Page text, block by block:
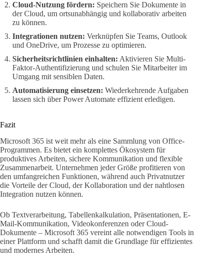
Cloud-Nutzung fördern: Speichern Sie Dokumente in
der Cloud, um ortsunabhängig und kollaborativ arbeiten
zu können.
Integrationen nutzen: Verknüpfen Sie Teams, Outlook
und OneDrive, um Prozesse zu optimieren.
Sicherheitsrichtlinien einhalten: Aktivieren Sie Multi-
Faktor-Authentifizierung und schulen Sie Mitarbeiter im
Umgang mit sensiblen Daten.
Automatisierung einsetzen: Wiederkehrende Aufgaben
lassen sich über Power Automate effizient erledigen.
Fazit
Microsoft 365 ist weit mehr als eine Sammlung von Office-
Programmen. Es bietet ein komplettes Ökosystem für
produktives Arbeiten, sichere Kommunikation und flexible
Zusammenarbeit. Unternehmen jeder Größe profitieren von
den umfangreichen Funktionen, während auch Privatnutzer
die Vorteile der Cloud, der Kollaboration und der nahtlosen
Integration nutzen können.
Ob Textverarbeitung, Tabellenkalkulation, Präsentationen, E-
Mail-Kommunikation, Videokonferenzen oder Cloud-
Dokumente – Microsoft 365 vereint alle notwendigen Tools in
einer Plattform und schafft damit die Grundlage für effizientes
und modernes Arbeiten.